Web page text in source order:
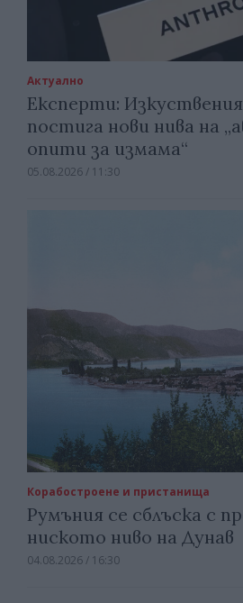
Актуално
Експерти:
постига нови нива на
опити за измама“
05.08.2026 / 11:30
Корабостроене и пристанища
Румъния се сблъска с
ниското ниво на Дунав
04.08.2026 / 16:30